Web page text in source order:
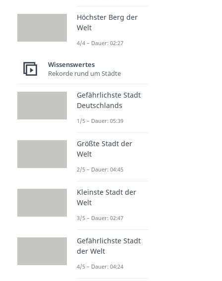
Höchster Berg der
Welt
4/4 – Dauer: 02:27
Wissenswertes
Rekorde rund um Städte
Gefährlichste Stadt
Deutschlands
1/5 – Dauer: 05:39
Größte Stadt der
Welt
2/5 – Dauer: 04:45
Kleinste Stadt der
Welt
3/5 – Dauer: 02:47
Gefährlichste Stadt
der Welt
4/5 – Dauer: 04:24